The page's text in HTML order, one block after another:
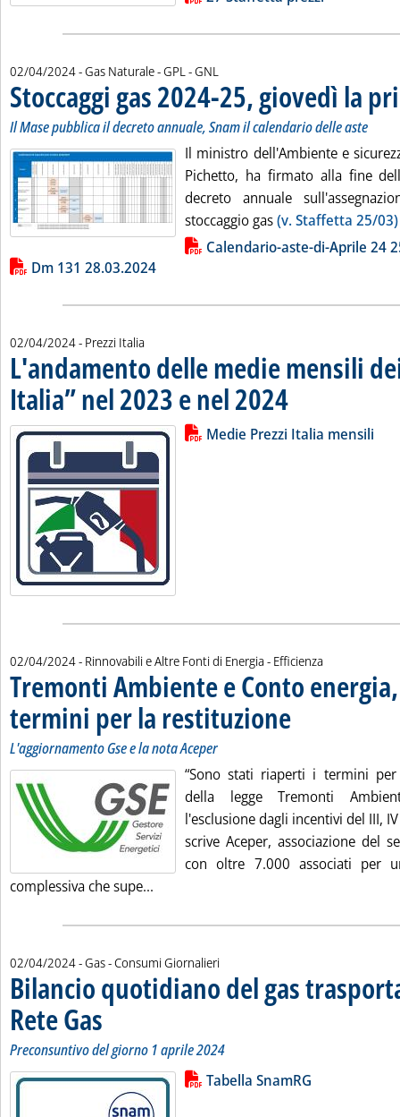
02/04/2024- Gas Naturale - GPL - GNL
Stoccaggi gas 2024-25, giovedì la
Il Mase pubblica il decreto annuale, Snam il calendario delle aste
Il ministro dell'Ambiente e
Pichetto, ha firmato alla fine
decreto annuale
stoccaggio gas(v. Staffetta 25/03)
Lista allegati PDF alla notiziaCalendario-aste-di-Aprile 24
Dm 131 28.03.2024
02/04/2024- Prezzi Italia
L'andamento delle medie mensili
Italia” nel 2023 e nel 2024
Leggi tutta la notizia:
Lista allegati PDF alla notiziaMedie Prezzi Italia mensili
02/04/2024- Rinnovabili e Altre Fonti di Energia - Efficienza
Tremonti Ambiente e Conto
termini per la restituzione . Sottotitolo:
. Pubblicata martedì 02
L'aggiornamento Gse e la nota Aceper
“Sono stati riaperti i termini
della legge Tremonti
l'esclusione dagli incentivi del III,
scrive Aceper, associazione del
con oltre 7.000 associati per
complessiva che supe...
02/04/2024- Gas - Consumi Giornalieri
Bilancio quotidiano del gas
Rete Gas . Sottotitolo: Preconsuntivo del giorno 1 aprile 2024
. Pubblicata martedì 02 aprile 2024 alle 12.20.
Preconsuntivo del giorno 1 aprile 2024
Leggi tutta la notizia: 'Bilancio
Lista allegati PDF alla notiziaTabella SnamRG